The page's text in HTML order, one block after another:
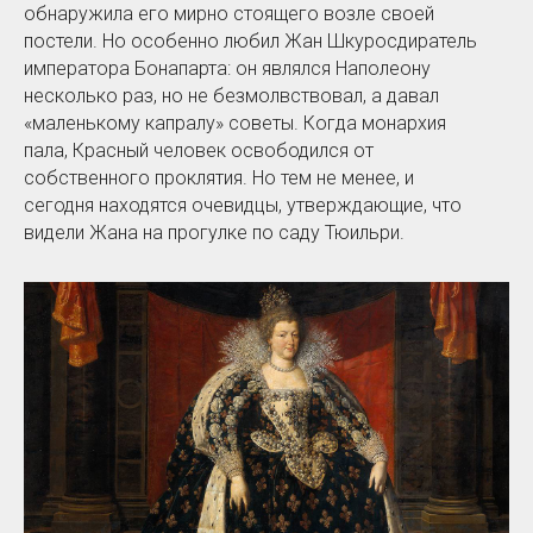
обнаружила его мирно стоящего возле своей
постели. Но особенно любил Жан Шкуросдиратель
императора Бонапарта: он являлся Наполеону
несколько раз, но не безмолвствовал, а давал
«маленькому капралу» советы. Когда монархия
пала, Красный человек освободился от
собственного проклятия. Но тем не менее, и
сегодня находятся очевидцы, утверждающие, что
видели Жана на прогулке по саду Тюильри.